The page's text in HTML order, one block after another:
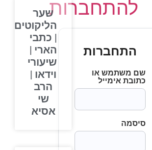
להתחברות
התחברות
שם משתמש או
כתובת אימייל
סיסמה
שער
הליקוטים
| כתבי
הארי |
שיעורי
וידאו |
הרב
שי
אסיא